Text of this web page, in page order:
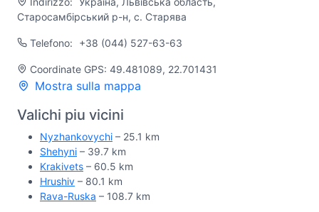
Старосамбірський р-н, с. Старява
Telefono: +38 (044) 527-63-63
Coordinate GPS: 49.481089, 22.701431
Mostra sulla mappa
Valichi piu vicini
Nyzhankovychi – 25.1 km
Shehyni – 39.7 km
Krakivets – 60.5 km
Hrushiv – 80.1 km
Rava-Ruska – 108.7 km